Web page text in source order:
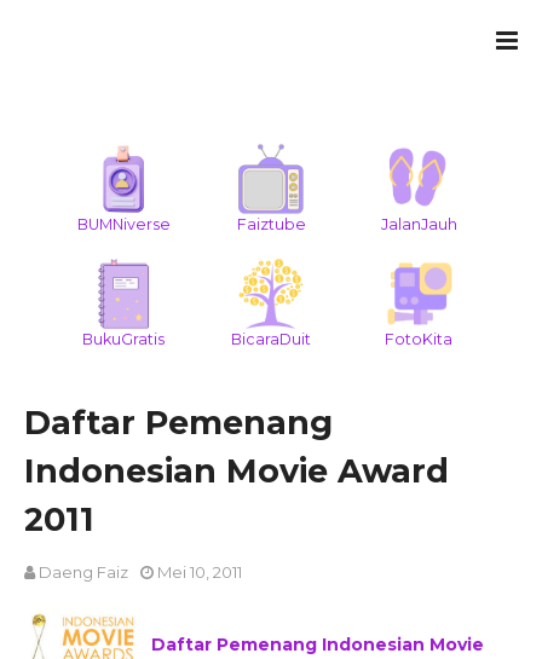
BUMNiverse Faiztube JalanJauh
BukuGratis BicaraDuit FotoKita
Daftar Pemenang
Indonesian Movie Award
2011
Daeng Faiz Mei 10, 2011
Daftar Pemenang Indonesian Movie